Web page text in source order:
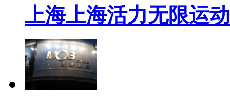
上海上海活力无限运